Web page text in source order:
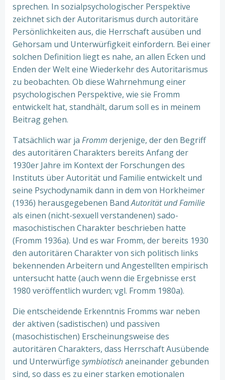
sprechen. In sozialpsychologischer Perspektive
zeichnet sich der Autoritarismus durch autoritäre
Persönlichkeiten aus, die Herrschaft ausüben und
Gehorsam und Unterwürfigkeit einfordern. Bei einer
solchen Definition liegt es nahe, an allen Ecken und
Enden der Welt eine Wiederkehr des Autoritarismus
zu beobachten. Ob diese Wahrnehmung einer
psychologischen Perspektive, wie sie Fromm
entwickelt hat, standhält, darum soll es in meinem
Beitrag gehen.
Tatsächlich war ja Fromm derjenige, der den Begriff
des autoritären Charakters bereits Anfang der
1930er Jahre im Kontext der Forschungen des
Instituts über Autorität und Familie entwickelt und
seine Psychodynamik dann in dem von Horkheimer
(1936) herausgegebenen BandAutorität und Familie
als einen (nicht-sexuell verstandenen) sado-
masochistischen Charakter beschrieben hatte
(Fromm 1936a). Und es war Fromm, der bereits 1930
den autoritären Charakter von sich politisch links
bekennenden Arbeitern und Angestellten empirisch
untersucht hatte (auch wenn die Ergebnisse erst
1980 veröffentlich wurden; vgl. Fromm 1980a).
Die entscheidende Erkenntnis Fromms war neben
der aktiven (sadistischen) und passiven
(masochistischen) Erscheinungsweise des
autoritären Charakters, dass Herrschaft Ausübende
und Unterwürfige symbiotischaneinander gebunden
sind, so dass es zu einer starken emotionalen